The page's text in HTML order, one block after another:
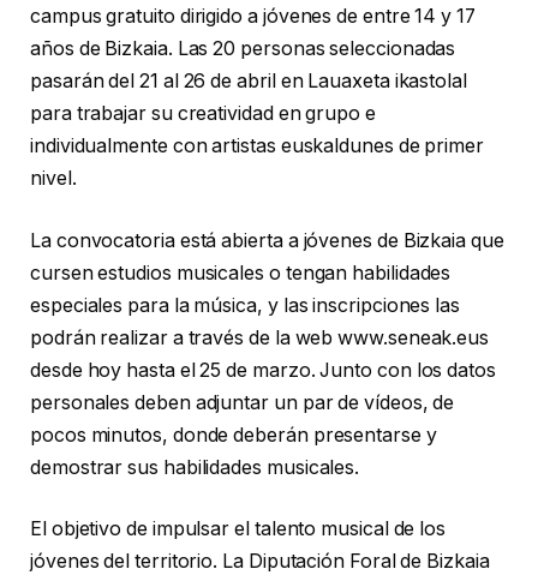
campus gratuito dirigido a jóvenes de entre 14 y 17
años de Bizkaia. Las 20 personas seleccionadas
pasarán del 21 al 26 de abril en Lauaxeta ikastolal
para trabajar su creatividad en grupo e
individualmente con artistas euskaldunes de primer
nivel.
La convocatoria está abierta a jóvenes de Bizkaia que
cursen estudios musicales o tengan habilidades
especiales para la música, y las inscripciones las
podrán realizar a través de la web www.seneak.eus
desde hoy hasta el 25 de marzo. Junto con los datos
personales deben adjuntar un par de vídeos, de
pocos minutos, donde deberán presentarse y
demostrar sus habilidades musicales.
El objetivo de impulsar el talento musical de los
jóvenes del territorio. La Diputación Foral de Bizkaia